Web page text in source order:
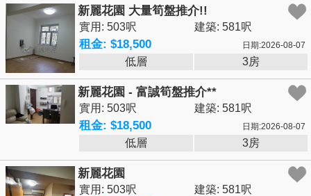
新麗花園 大量筍盤推介!!
實用: 503呎 建築: 581呎
租金: $18,500 日期:2026-08-07
低層 3房
新麗花園 - 富誠筍盤推介**
實用: 503呎 建築: 581呎
租金: $18,500 日期:2026-08-07
低層 3房
新麗花園
實用: 503呎 建築: 581呎